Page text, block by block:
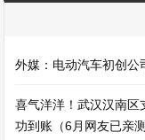
外媒：电动汽车初创公
喜气洋洋！武汉汉南
功到账（6月网友已亲测